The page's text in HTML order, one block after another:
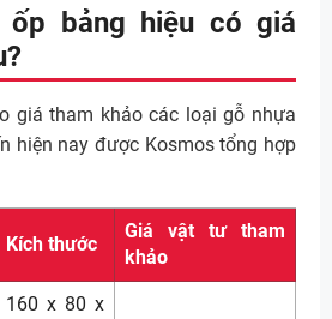
ốp bảng hiệu có giá
giá tham khảo các loại gỗ nhựa
hiện nay được Kosmos tổng hợp
Kích thước
Giá vật tư tham
khảo
160 x 80 x